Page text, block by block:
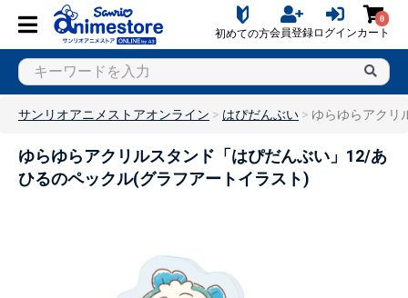
初めての方会員登録ログイン
0
カート
サンリオアニメストアオンライン はぴだんぶい ゆらゆらアクリ
ゆらゆらアクリルスタンド「はぴだんぶい」12/あ
ひるのペックル(グラフアートイラスト)